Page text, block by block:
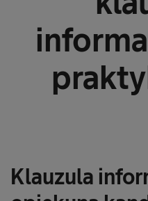
Klauzula